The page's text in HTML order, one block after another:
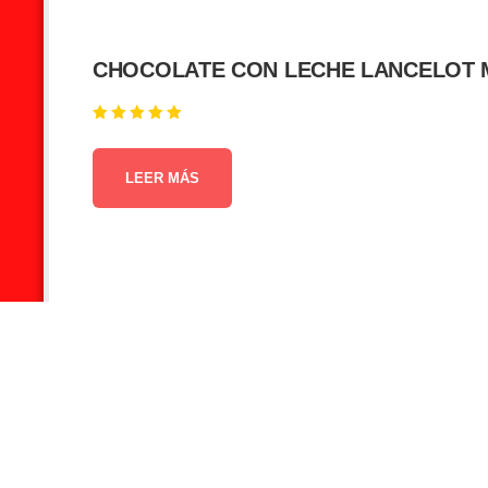
CHOCOLATE CON LECHE LANCELOT
5.00de 5
LEER MÁS